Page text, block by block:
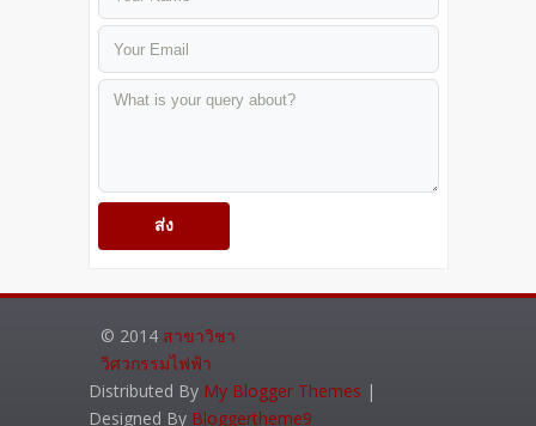
© 2014 สาขาวิชา
วิศวกรรมไฟฟ้า
Distributed By My Blogger Themes |
Designed By Bloggertheme9